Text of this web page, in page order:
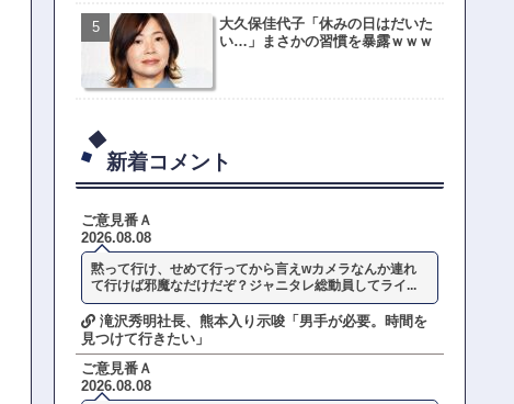
大久保佳代子「休みの日はだいた
い…」まさかの習慣を暴露ｗｗｗ
新着コメント
ご意見番Ａ
2026.08.08
黙って行け、せめて行ってから言えwカメラなんか連れ
て行けば邪魔なだけだぞ？ジャニタレ総動員してライ...
滝沢秀明社長、熊本入り示唆「男手が必要。時間を
見つけて行きたい」
ご意見番Ａ
2026.08.08